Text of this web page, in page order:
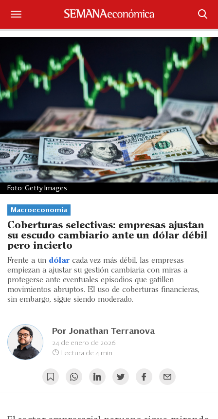
Suscríbase
Iniciar sesión
Portada
¿Qué está pasando?
Sectores y Empresas
Management
Economía y Finanzas
Legal y Política
Eventos
Blogs
Ranking CEO
Edición Impresa
Macroeconomía
Coberturas selectivas: empresas ajustan
su escudo cambiario ante un dólar débil
pero incierto
Frente a un dólar cada vez más débil, las empresas
empiezan a ajustar su gestión cambiaria con miras a
protegerse ante eventuales episodios que gatillen
movimientos abruptos. El uso de coberturas financieras,
sin embargo, sigue siendo moderado.
Por Jonathan Terranova
24 de enero de 2026
Lectura de 4 min
Foto: Getty Images